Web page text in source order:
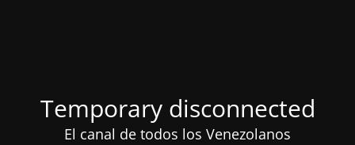
Temporary disconnected
El canal de todos los Venezolanos